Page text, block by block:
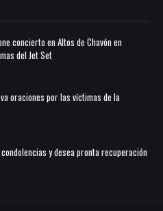
concierto en Altos de Chavón en
del Jet Set
oraciones por las víctimas de la
condolencias y desea pronta recuperación